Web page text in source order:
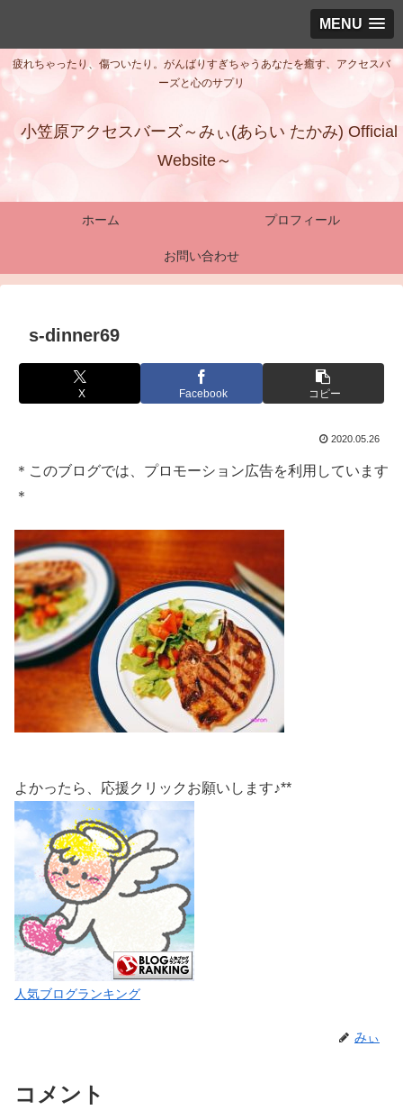
MENU
疲れちゃったり、傷ついたり。がんばりすぎちゃうあなたを癒す、アクセスバ
ーズと心のサプリ
小笠原アクセスバーズ～みぃ(あらい たかみ) Official
Website～
ホーム プロフィール
お問い合わせ
s-dinner69
X Facebook コピー
2020.05.26
＊このブログでは、プロモーション広告を利用しています
＊
よかったら、応援クリックお願いします♪**
人気ブログランキング
みぃ
コメント